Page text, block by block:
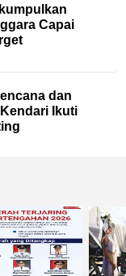
Capai
dan
Ikuti